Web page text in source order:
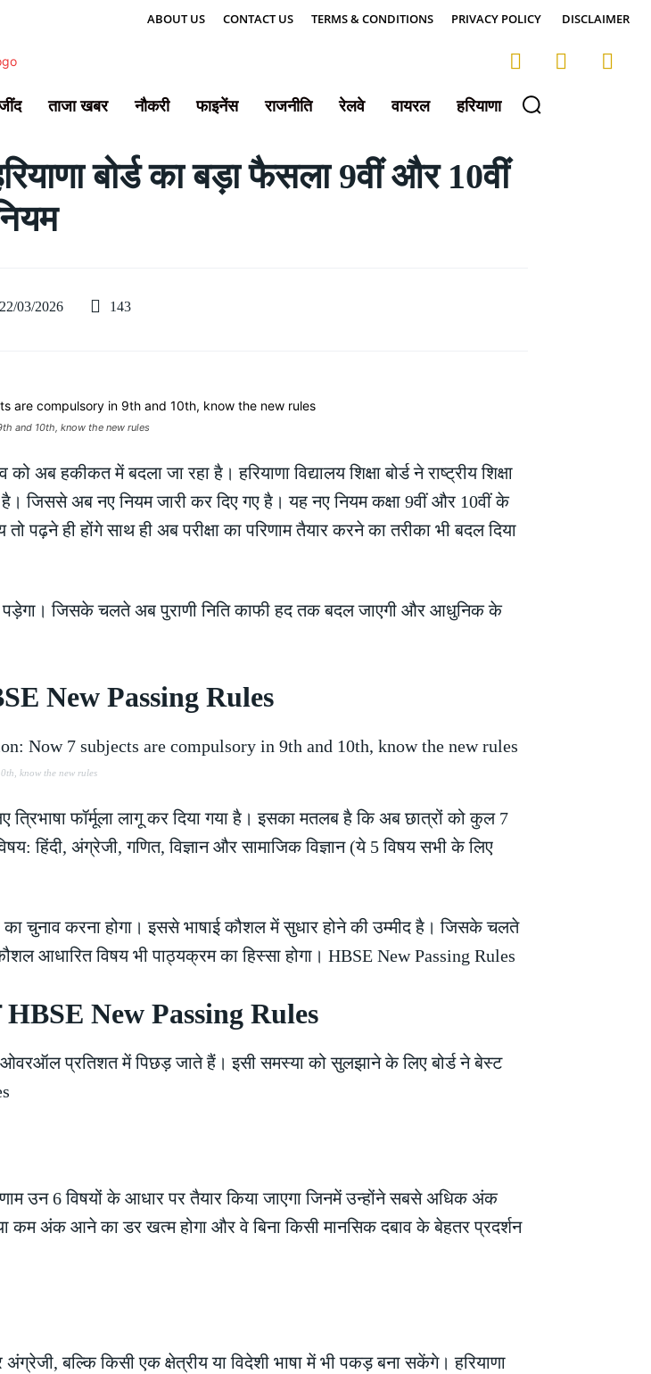
ABOUT US CONTACT US TERMS & CONDITIONS PRIVACY POLICY DISCLAIMER
ताजा खबर नौकरी फाइनेंस राजनीति रेलवे वायरल हरियाणा
बोर्ड का बड़ा फैसला 9वीं और 10वीं
22/03/2026 143
and 10th, know the new rules
अब हकीकत में बदला जा रहा है। हरियाणा विद्यालय शिक्षा बोर्ड ने राष्ट्रीय शिक्षा
जिससे अब नए नियम जारी कर दिए गए है। यह नए नियम कक्षा 9वीं और 10वीं के
पढ़ने ही होंगे साथ ही अब परीक्षा का परिणाम तैयार करने का तरीका भी बदल दिया
जिसके चलते अब पुराणी निति काफी हद तक बदल जाएगी और आधुनिक के
New Passing Rules
know the new rules
त्रिभाषा फॉर्मूला लागू कर दिया गया है। इसका मतलब है कि अब छात्रों को कुल 7
हिंदी, अंग्रेजी, गणित, विज्ञान और सामाजिक विज्ञान (ये 5 विषय सभी के लिए
चुनाव करना होगा। इससे भाषाई कौशल में सुधार होने की उम्मीद है। जिसके चलते
आधारित विषय भी पाठ्यक्रम का हिस्सा होगा। HBSE New Passing Rules
HBSE New Passing Rules
प्रतिशत में पिछड़ जाते हैं। इसी समस्या को सुलझाने के लिए बोर्ड ने बेस्ट
उन 6 विषयों के आधार पर तैयार किया जाएगा जिनमें उन्होंने सबसे अधिक अंक
कम अंक आने का डर खत्म होगा और वे बिना किसी मानसिक दबाव के बेहतर प्रदर्शन
बल्कि किसी एक क्षेत्रीय या विदेशी भाषा में भी पकड़ बना सकेंगे। हरियाणा